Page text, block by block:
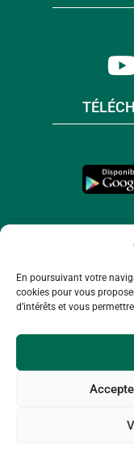
En poursuivant votre
cookies pour vous
d’intérêts et vous
©